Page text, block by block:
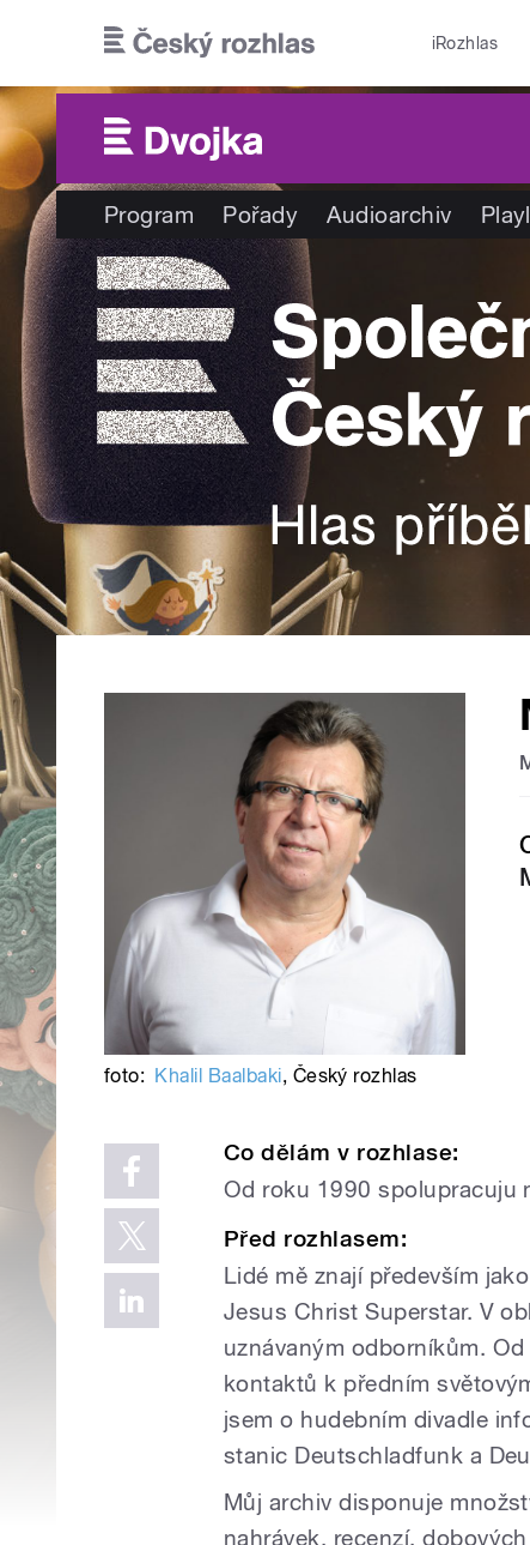
iRozhlas
Program Pořady Audioarchiv
foto: Khalil Baalbaki, Český rozhlas
Co dělám v rozhlase:
Od roku 1990 spolupracuju
Před rozhlasem:
Lidé mě znají především
Jesus Christ Superstar. V
uznávaným odborníkům.
kontaktů k předním
jsem o hudebním divadle
stanic Deutschladfunk a
Můj archiv disponuje
nahrávek, recenzí,